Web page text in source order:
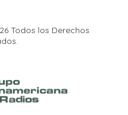
Todos los Derechos